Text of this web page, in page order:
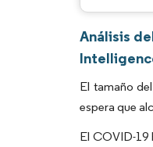
Análisis
El tamaño
espera que
El COVID-19